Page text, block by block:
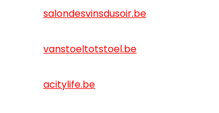
salondesvinsdusoir.be
vanstoeltotstoel.be
acitylife.be